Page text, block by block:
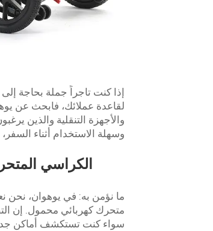
إذا كنت تاجراً جملة بحاجة
لقاعدة عملائك، فابحث عن
والأجهزة التنقلية والذين
وسهلة الاستخدام أثناء
الكراسي
ما نؤمن به: في يوهوان، نحن
متحرك كهربائي محمول. إن
سواء كنت تستكشف أماكن